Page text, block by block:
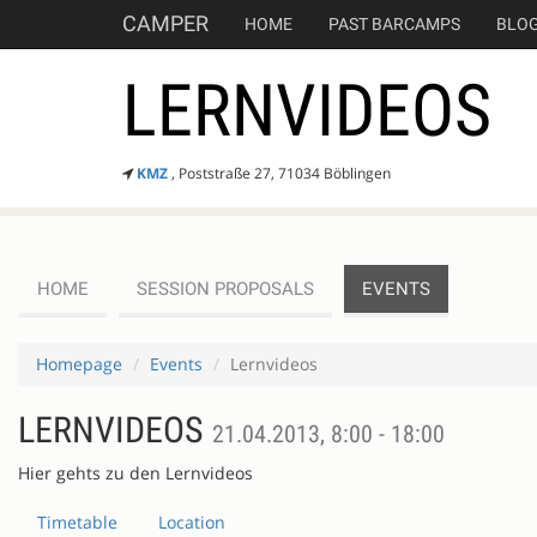
CAMPER HOME PAST BARCAMPS
LERNVIDEOS
KMZ, Poststraße 27, 71034 Böblingen
HOME SESSION PROPOSALS EVENTS
Homepage Events Lernvideos
LERNVIDEOS 21.04.2013, 8:00 - 18:00
Hier gehts zu den Lernvideos
Timetable Location